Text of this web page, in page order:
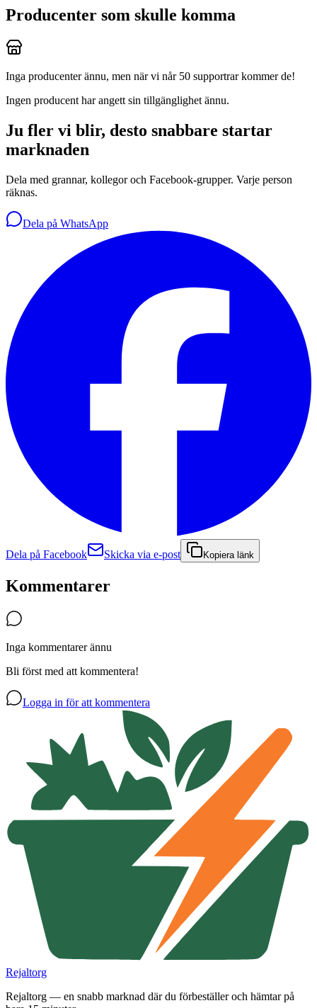
Producenter som skulle komma
Inga producenter ännu, men när vi når 50 supportrar kommer de!
Ingen producent har angett sin tillgänglighet ännu.
Ju fler vi blir, desto snabbare startar
marknaden
Dela med grannar, kollegor och Facebook-grupper. Varje person
räknas.
Dela på WhatsApp
Dela på Facebook Skicka via e-post Kopiera länk
Kommentarer
Inga kommentarer ännu
Bli först med att kommentera!
Logga in för att kommentera
Rejaltorg
Rejaltorg — en snabb marknad där du förbeställer och hämtar på